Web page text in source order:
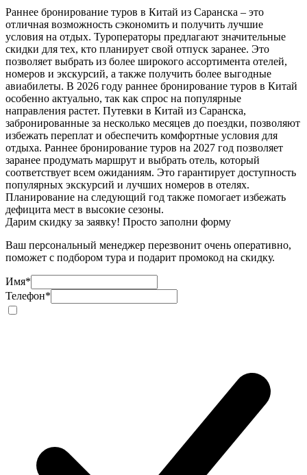
Раннее бронирование туров в Китай из Саранска – это
отличная возможность сэкономить и получить лучшие
условия на отдых. Туроператоры предлагают значительные
скидки для тех, кто планирует свой отпуск заранее. Это
позволяет выбрать из более широкого ассортимента отелей,
номеров и экскурсий, а также получить более выгодные
авиабилеты. В 2026 году раннее бронирование туров в Китай
особенно актуально, так как спрос на популярные
направления растет. Путевки в Китай из Саранска,
забронированные за несколько месяцев до поездки, позволяют
избежать переплат и обеспечить комфортные условия для
отдыха. Раннее бронирование туров на 2027 год позволяет
заранее продумать маршрут и выбрать отель, который
соответствует всем ожиданиям. Это гарантирует доступность
популярных экскурсий и лучших номеров в отелях.
Планирование на следующий год также помогает избежать
дефицита мест в высокие сезоны.
Дарим скидку за заявку! Просто заполни форму
Ваш персональный менеджер перезвонит очень оперативно,
поможет с подбором тура и подарит промокод на скидку.
Имя*
Телефон*